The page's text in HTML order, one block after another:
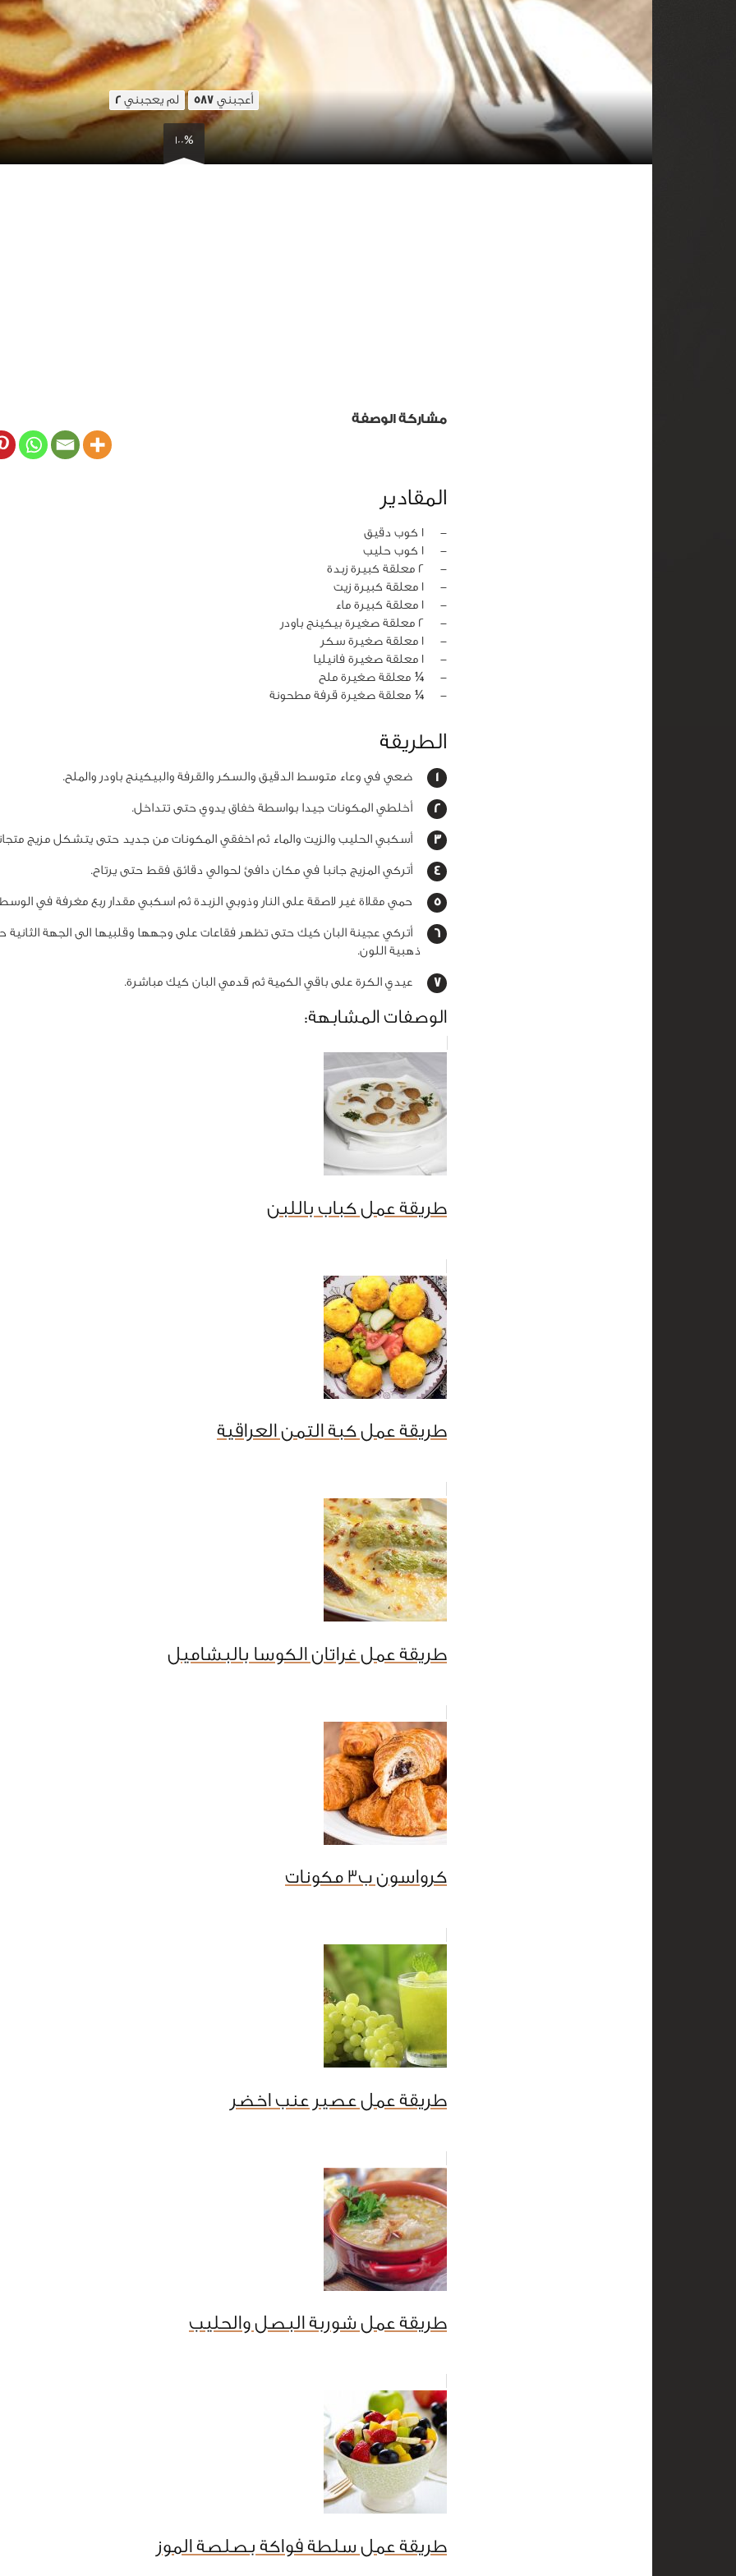
أعجبني 587 لم يعجبني 2
100%
مشاركة الوصفة
المقادير
‏-
1 كوب دقيق
‏-
1 كوب حليب
‏-
2 معلقة كبيرة زبدة
‏-
1 معلقة كبيرة زيت
‏-
1 معلقة كبيرة ماء
‏-
2 معلقة صغيرة بيكينج باودر
‏-
1 معلقة صغيرة سكر
‏-
1 معلقة صغيرة فانيليا
‏-
¼ معلقة صغيرة ملح
‏-
¼ معلقة صغيرة قرفة مطحونة
الطريقة
ضعي في وعاء متوسط الدقيق والسكر والقرفة والبيكينج باودر والملح.
أخلطي المكونات جيدا بواسطة خفاق يدوي حتى تتداخل.
أسكبي الحليب والزيت والماء ثم اخفقي المكونات من جديد حتى يتشكل مزيج
أتركي المزيج جانبا في مكان دافئ لحوالي دقائق فقط حتى يرتاح.
حمي مقلاة غير لاصقة على النار وذوبي الزبدة ثم اسكبي مقدار ربع مغرفة في
أتركي عجينة البان كيك حتى تظهر فقاعات على وجهها وقلبيها الى الجهة
ذهبية اللون.
عيدي الكرة على باقي الكمية ثم قدمي البان كيك مباشرة.
الوصفات المشابهة:
طريقة عمل كباب باللبن
طريقة عمل كبة التمن العراقية
طريقة عمل غراتان الكوسا بالبشاميل
كرواسون ب3 مكونات
طريقة عمل عصير عنب اخضر
طريقة عمل شوربة البصل والحليب
طريقة عمل سلطة فواكة بصلصة الموز